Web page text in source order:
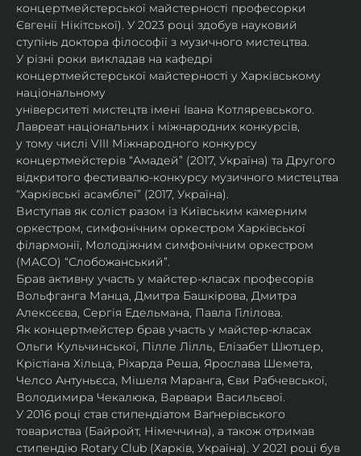
концертмейстерської майстерності професорки
Євгенії Нікітської). У 2023 році здобув науковий
ступінь доктора філософії з музичного мистецтва.
У різні роки викладав на кафедрі
концертмейстерської майстерності у Харківському
національному
університеті мистецтв імені Івана Котляревського.
Лавреат національних і міжнародних конкурсів,
у тому числі VIII Міжнародного конкурсу
концертмейстерів “Амадей” (2017, Україна) та Другого
відкритого фестивалю-конкурсу музичного мистецтва
“Харківські асамблеї” (2017, Україна).
Виступав як соліст разом із Київським камерним
оркестром, симфонічним оркестром Харківської
філармонії, Молодіжним симфонічним оркестром
(МАСО) “Слобожанський”.
Брав активну участь у майстер-класах професорів
Вольфганга Манца, Дмитра Башкірова, Дмитра
Алексєєва, Сергія Едельмана, Павла Гілілова.
Як концертмейстер брав участь у майстер-класах
Ольги Кульчинської, Пілле Лілль, Елізабет Шютцер,
Крістіана Хільца, Ріхарда Реша, Ярослава Шемета,
Челсо Антуньєса, Мішеля Маранга, Єви Рабчевської,
Володимира Чекалюка, Варвари Васильєвої.
У 2016 році став стипендіатом Ваґнерівського
товариства (Байройт, Німеччина), а також отримав
стипендію Rotary Club (Харків, Україна). У 2021 році був